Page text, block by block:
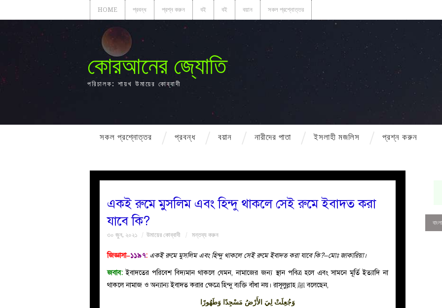
HOME প্রবন্ধ প্রশ্ন করুন বই বই বয়ান সকল প্রশ্নোত্তর
কোরআনের জ্যোতি
পরিচালক: শায়খ উমায়ের কোব্বাদী
সকল প্রশ্নোত্তর প্রবন্ধ বয়ান নারীদের পাতা ইসলাহী মজলিস প্রশ্ন করুন
একই রুমে মুসলিম এবং হিন্দু থাকলে সেই রুমে ইবাদত করা
যাবে কি?
৩০ জুন, ২০২১ উমায়ের কোব্বাদী মন্তব্য করুন
জিজ্ঞাসা–১১৯৭: একই রুমে মুসলিম এবং হিন্দু থাকলে সেই রুমে ইবাদত করা যাবে কি?–মোঃ জাকারিয়া।
জবাব: ইবাদতের পরিবেশ বিদ্যমান থাকলে যেমন, নামাজের জন্য স্থান পবিত্র হলে এবং সামনে মূর্তি ইত্যাদি না
থাকলে নামাজ ও অন্যান্য ইবাদত করার ক্ষেত্রে হিন্দু ব্যক্তি বাঁধা নয়।
রাসূলুল্লাহ ﷺ বলেছেন,
وَجُعِلَتْ لِيَ الأَرْضُ مَسْجِدًا وَطَهُورًا